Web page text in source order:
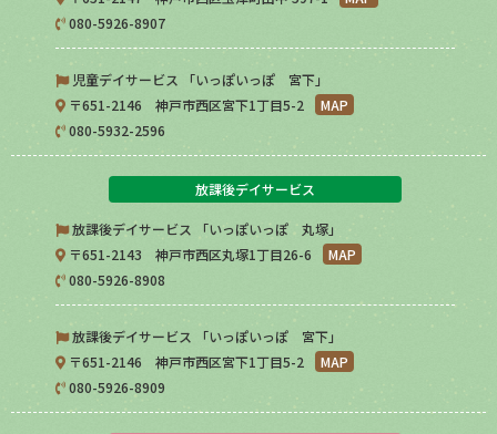
080-5926-8907
児童デイサービス 「いっぽいっぽ 宮下」
〒651-2146 神戸市西区宮下1丁目5-2
MAP
080-5932-2596
放課後デイサービス
放課後デイサービス 「いっぽいっぽ 丸塚」
〒651-2143 神戸市西区丸塚1丁目26-6
MAP
080-5926-8908
放課後デイサービス 「いっぽいっぽ 宮下」
〒651-2146 神戸市西区宮下1丁目5-2
MAP
080-5926-8909